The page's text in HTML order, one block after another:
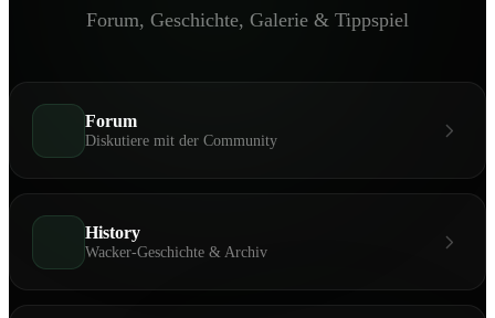
Forum, Geschichte, Galerie & Tippspiel
Forum
Diskutiere mit der Community
History
Wacker-Geschichte & Archiv